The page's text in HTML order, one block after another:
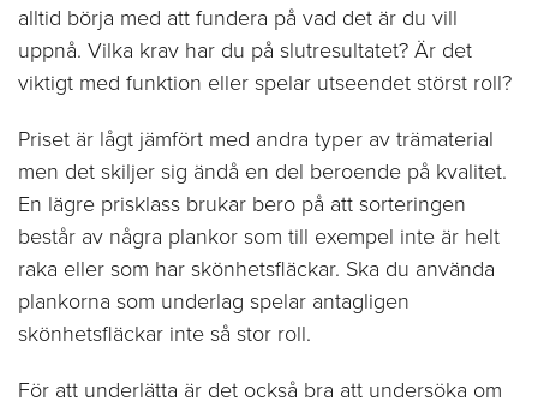
alltid börja med att fundera på vad det är du vill
uppnå. Vilka krav har du på slutresultatet? Är det
viktigt med funktion eller spelar utseendet störst roll?
Priset är lågt jämfört med andra typer av trämaterial
men det skiljer sig ändå en del beroende på kvalitet.
En lägre prisklass brukar bero på att sorteringen
består av några plankor som till exempel inte är helt
raka eller som har skönhetsfläckar. Ska du använda
plankorna som underlag spelar antagligen
skönhetsfläckar inte så stor roll.
För att underlätta är det också bra att undersöka om